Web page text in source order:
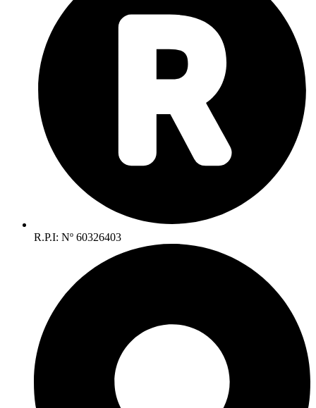
R.P.I: Nº 60326403